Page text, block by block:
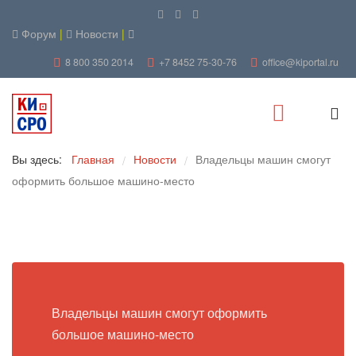
Форум | Новости |
8 800 350 2014 +7 8452 75-30-76 office@kiportal.ru
Вы здесь: Главная / Новости / Владельцы машин смогут
оформить большое машино-место
Владельцы машин смогут оформить
большое машино-место